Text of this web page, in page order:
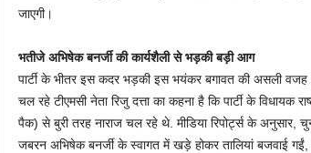
जाएगी।
भतीजे अभिषेक बनर्जी की कार्यशैली से भड़की बड़ी आग
पार्टी के भीतर इस कदर भड़की इस भयंकर बगावत की असली
चल रहे टीएमसी नेता रिजु दत्ता का कहना है कि पार्टी के
पैक) से बुरी तरह नाराज चल रहे थे. मीडिया रिपोर्ट्स के अनुसार,
जबरन अभिषेक बनर्जी के स्वागत में खड़े होकर तालियां बजवाई